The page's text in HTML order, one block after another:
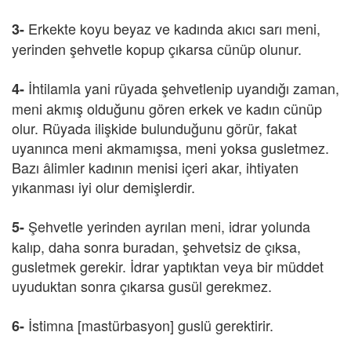
3- Erkekte koyu beyaz ve kadında akıcı sarı meni,
yerinden şehvetle kopup çıkarsa cünüp olunur.
4- İhtilamla yani rüyada şehvetlenip uyandığı zaman,
meni akmış olduğunu gören erkek ve kadın cünüp
olur. Rüyada ilişkide bulunduğunu görür, fakat
uyanınca meni akmamışsa, meni yoksa gusletmez.
Bazı âlimler kadının menisi içeri akar, ihtiyaten
yıkanması iyi olur demişlerdir.
5- Şehvetle yerinden ayrılan meni, idrar yolunda
kalıp, daha sonra buradan, şehvetsiz de çıksa,
gusletmek gerekir. İdrar yaptıktan veya bir müddet
uyuduktan sonra çıkarsa gusül gerekmez.
6- İstimna [mastürbasyon] guslü gerektirir.